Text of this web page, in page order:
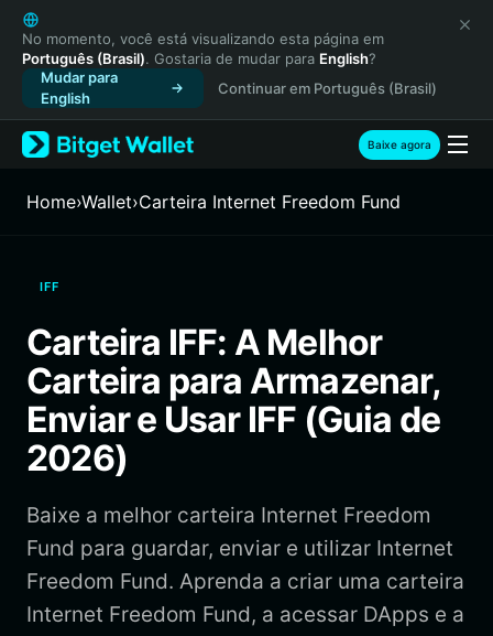
English
日本語
Tiếng Việt
Русский
Español (Latinoamérica)
Türkçe
Français
繁體中文
Bahasa Indonesia
ภาษาไทย
हिन्दी
Español
Português (Brasil)
No momento, você está visualizando esta página em
Português (Brasil). Gostaria de mudar para English?
Mudar para
English
Continuar em Português (Brasil)
Baixe agora
Home›Wallet›Carteira Internet Freedom Fund
IFF
Carteira IFF: A Melhor
Carteira para Armazenar,
Enviar e Usar IFF (Guia de
2026)
Baixe a melhor carteira Internet Freedom
Fund para guardar, enviar e utilizar Internet
Freedom Fund. Aprenda a criar uma carteira
Internet Freedom Fund, a acessar DApps e a